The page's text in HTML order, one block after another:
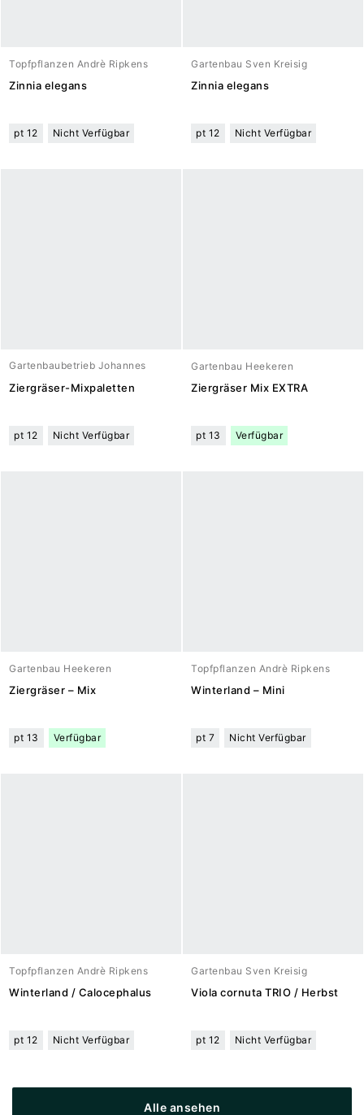
Topfpflanzen Andrè Ripkens
Zinnia elegans
pt 12 Nicht Verfügbar
Gartenbau Sven Kreisig
Zinnia elegans
pt 12 Nicht Verfügbar
Gartenbaubetrieb Johannes
Meuwesen
Ziergräser-Mixpaletten
pt 12 Nicht Verfügbar
Gartenbau Heekeren
Ziergräser Mix EXTRA
pt 13 Verfügbar
Gartenbau Heekeren
Ziergräser – Mix
pt 13 Verfügbar
Topfpflanzen Andrè Ripkens
Winterland – Mini
pt 7 Nicht Verfügbar
Topfpflanzen Andrè Ripkens
Winterland / Calocephalus
pt 12 Nicht Verfügbar
Gartenbau Sven Kreisig
Viola cornuta TRIO / Herbst
pt 12 Nicht Verfügbar
Alle ansehen